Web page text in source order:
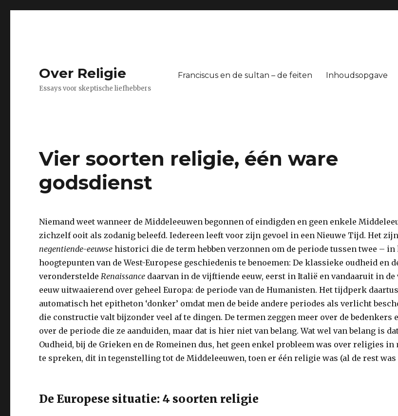
Over Religie
Essays voor skeptische liefhebbers
Franciscus en de sultan – de feiten Inhoudsopgave
Vier soorten religie, één ware
godsdienst
Niemand weet wanneer de Middeleeuwen begonnen of eindigden en geen enkele
zichzelf ooit als zodanig beleefd. Iedereen leeft voor zijn gevoel in een Nieuwe Tijd. Het zijn
negentiende-eeuwse historici die de term hebben verzonnen om de periode tussen twee – in
hoogtepunten van de West-Europese geschiedenis te benoemen: De klassieke oudheid en
verondersteldeRenaissance daarvan in de vijftiende eeuw, eerst in Italië en vandaaruit in de
eeuw uitwaaierend over geheel Europa: de periode van de Humanisten. Het tijdperk
automatisch het epitheton ‘donker’ omdat men de beide andere periodes als verlicht
die constructie valt bijzonder veel af te dingen. De termen zeggen meer over de bedenkers
over de periode die ze aanduiden, maar dat is hier niet van belang. Wat wel van belang is
Oudheid, bij de Grieken en de Romeinen dus, het geen enkel probleem was over religies in
te spreken, dit in tegenstelling tot de Middeleeuwen, toen er één religie was (al de rest was
De Europese situatie: 4 soorten religie